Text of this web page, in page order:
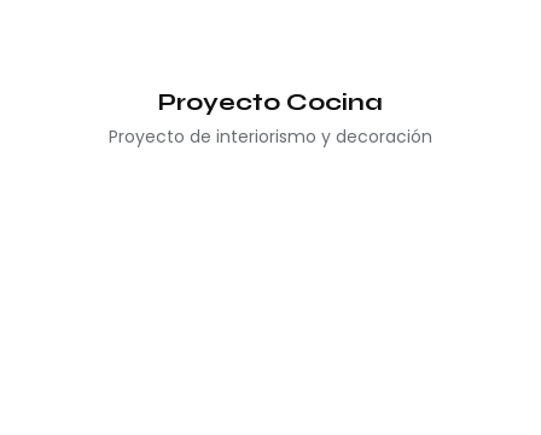
Proyecto Cocina
Proyecto de interiorismo y decoración